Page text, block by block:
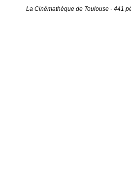
La Cinémathèque de Toulouse - 441